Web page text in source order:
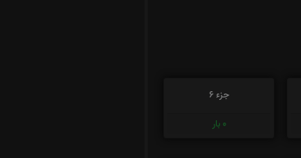
جزء 6
0 بار